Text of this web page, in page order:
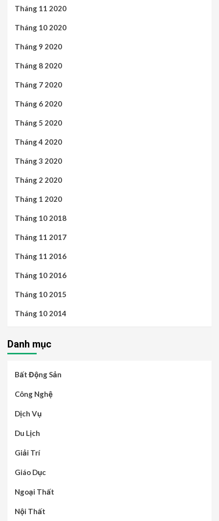
Tháng 11 2020
Tháng 10 2020
Tháng 9 2020
Tháng 8 2020
Tháng 7 2020
Tháng 6 2020
Tháng 5 2020
Tháng 4 2020
Tháng 3 2020
Tháng 2 2020
Tháng 1 2020
Tháng 10 2018
Tháng 11 2017
Tháng 11 2016
Tháng 10 2016
Tháng 10 2015
Tháng 10 2014
Danh mục
Bất Động Sản
Công Nghệ
Dịch Vụ
Du Lịch
Giải Trí
Giáo Dục
Ngoại Thất
Nội Thất